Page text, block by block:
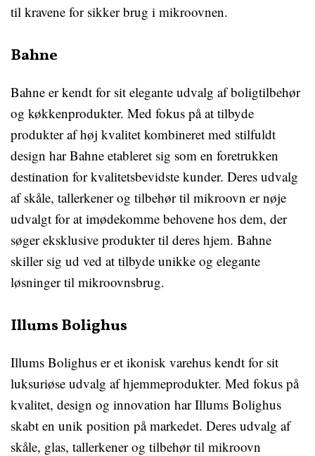
til kravene for sikker brug i mikroovnen.
Bahne
Bahne er kendt for sit elegante udvalg af boligtilbehør
og køkkenprodukter. Med fokus på at tilbyde
produkter af høj kvalitet kombineret med stilfuldt
design har Bahne etableret sig som en foretrukken
destination for kvalitetsbevidste kunder. Deres udvalg
af skåle, tallerkener og tilbehør til mikroovn er nøje
udvalgt for at imødekomme behovene hos dem, der
søger eksklusive produkter til deres hjem. Bahne
skiller sig ud ved at tilbyde unikke og elegante
løsninger til mikroovnsbrug.
Illums Bolighus
Illums Bolighus er et ikonisk varehus kendt for sit
luksuriøse udvalg af hjemmeprodukter. Med fokus på
kvalitet, design og innovation har Illums Bolighus
skabt en unik position på markedet. Deres udvalg af
skåle, glas, tallerkener og tilbehør til mikroovn